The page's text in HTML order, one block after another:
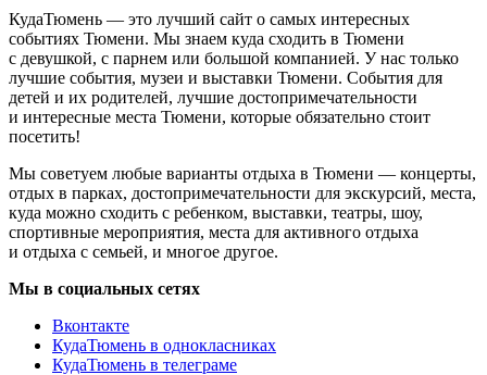
КудаТюмень — это лучший сайт о самых интересных
событиях Тюмени. Мы знаем куда сходить в Тюмени
с девушкой, с парнем или большой компанией. У нас только
лучшие события, музеи и выставки Тюмени. События для
детей и их родителей, лучшие достопримечательности
и интересные места Тюмени, которые обязательно стоит
посетить!
Мы советуем любые варианты отдыха в Тюмени — концерты,
отдых в парках, достопримечательности для экскурсий, места,
куда можно сходить с ребенком, выставки, театры, шоу,
спортивные мероприятия, места для активного отдыха
и отдыха с семьей, и многое другое.
Мы в социальных сетях
Вконтакте
КудаТюмень в однокласниках
КудаТюмень в телеграме